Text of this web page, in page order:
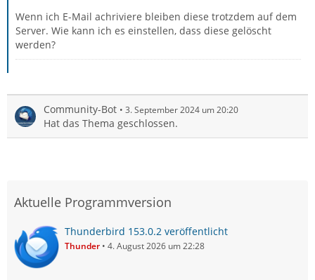
Wenn ich E-Mail achriviere bleiben diese trotzdem auf dem
Server. Wie kann ich es einstellen, dass diese gelöscht
werden?
Community-Bot 3. September 2024 um 20:20
Hat das Thema geschlossen.
Aktuelle Programmversion
Thunderbird 153.0.2 veröffentlicht
Thunder 4. August 2026 um 22:28